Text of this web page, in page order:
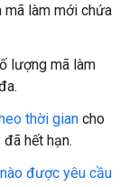
làm mới chứa
lượng mã làm
thời gian cho
hết hạn.
được yêu cầu